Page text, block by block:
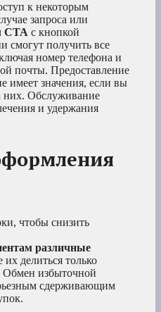
к некоторым
запроса или
CTA с кнопкой
смогут получить все
номер телефона и
почты. Предоставление
имеет значения, если вы
них. Обслуживание
и удержания
чтобы снизить
различные
их делиться только
Обмен избыточной
сдерживающим